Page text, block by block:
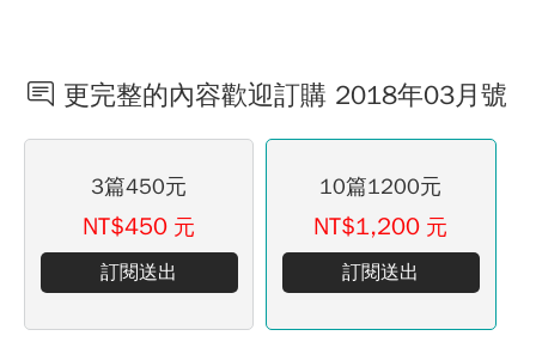
更完整的內容歡迎訂購 2018年03月號
3篇450元
NT$450 元
訂閱送出
10篇1200元
NT$1,200 元
訂閱送出